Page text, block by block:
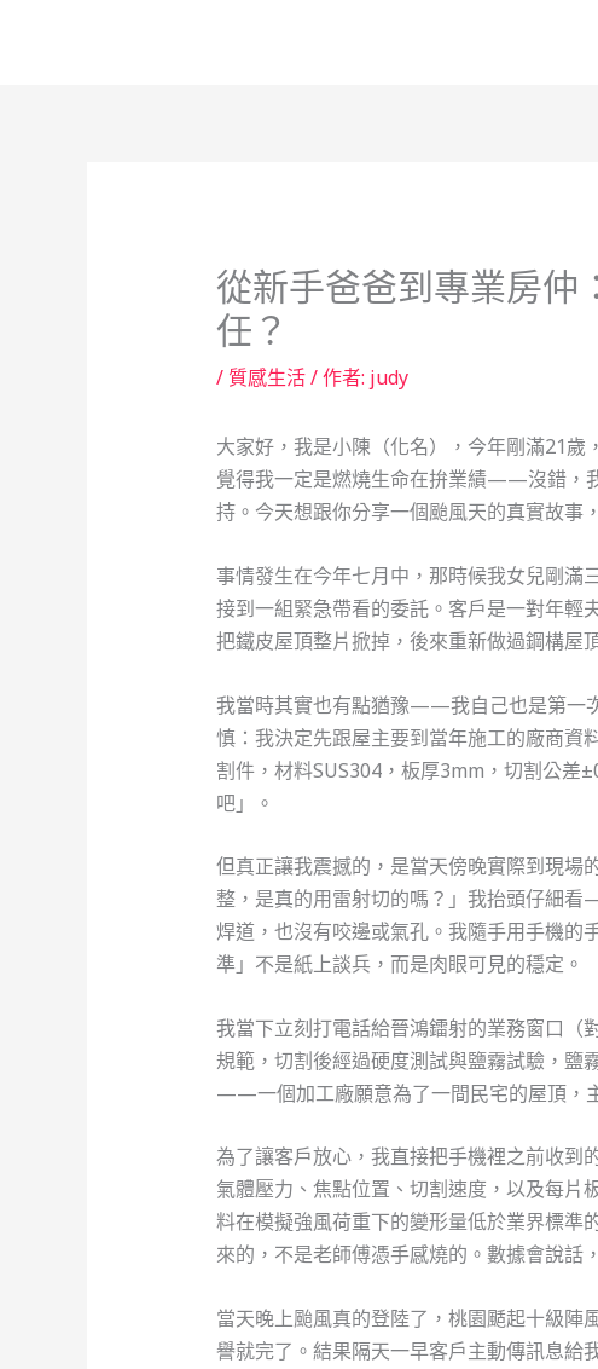
從新手爸爸到專業房仲
任？
/ 質感生活/ 作者: judy
大家好，我是小陳（化名），今年剛滿21
覺得我一定是燃燒生命在拚業績——沒錯，
持。今天想跟你分享一個颱風天的真實故事
事情發生在今年七月中，那時候我女兒剛滿
接到一組緊急帶看的委託。客戶是一對年輕
把鐵皮屋頂整片掀掉，後來重新做過鋼構屋
我當時其實也有點猶豫——我自己也是第一
慎：我決定先跟屋主要到當年施工的廠商資
割件，材料SUS304，板厚3mm，切割公差
吧」。
但真正讓我震撼的，是當天傍晚實際到現場
整，是真的用雷射切的嗎？」我抬頭仔細
焊道，也沒有咬邊或氣孔。我隨手用手機的
準」不是紙上談兵，而是肉眼可見的穩定。
我當下立刻打電話給晉鴻鐳射的業務窗口（
規範，切割後經過硬度測試與鹽霧試驗，鹽
——一個加工廠願意為了一間民宅的屋頂，
為了讓客戶放心，我直接把手機裡之前收到
氣體壓力、焦點位置、切割速度，以及每片
料在模擬強風荷重下的變形量低於業界標準
來的，不是老師傅憑手感燒的。數據會說話
當天晚上颱風真的登陸了，桃園颳起十級陣
譽就完了。結果隔天一早客戶主動傳訊息給